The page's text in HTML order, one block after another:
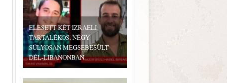
ELESETT KÉT IZRAELI
TARTALÉKOS, NÉGY
SÚLYOSAN MEGSEBESÜLT
DÉL-LIBANONBAN